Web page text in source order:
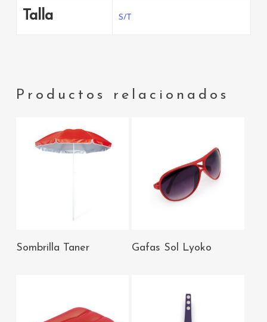
Talla S/T
Productos relacionados
AÑADIR AL
Sombrilla Taner
AÑADIR AL
CARRITO
Gafas Sol Lyoko